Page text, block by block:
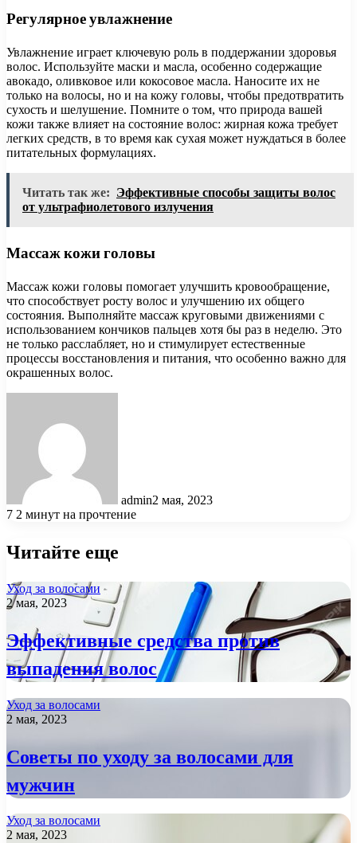
Регулярное увлажнение
Увлажнение играет ключевую роль в поддержании здоровья
волос. Используйте маски и масла, особенно содержащие
авокадо, оливковое или кокосовое масла. Наносите их не
только на волосы, но и на кожу головы, чтобы предотвратить
сухость и шелушение. Помните о том, что природа вашей
кожи также влияет на состояние волос: жирная кожа требует
легких средств, в то время как сухая может нуждаться в более
питательных формулациях.
Читать так же: Эффективные способы защиты волос
от ультрафиолетового излучения
Массаж кожи головы
Массаж кожи головы помогает улучшить кровообращение,
что способствует росту волос и улучшению их общего
состояния. Выполняйте массаж круговыми движениями с
использованием кончиков пальцев хотя бы раз в неделю. Это
не только расслабляет, но и стимулирует естественные
процессы восстановления и питания, что особенно важно для
окрашенных волос.
admin2 мая, 2023
7 2 минут на прочтение
Читайте еще
Уход за волосами
2 мая, 2023
Эффективные средства против
выпадения волос
Уход за волосами
2 мая, 2023
Советы по уходу за волосами для
мужчин
Уход за волосами
2 мая, 2023